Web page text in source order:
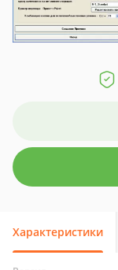
Характеристики